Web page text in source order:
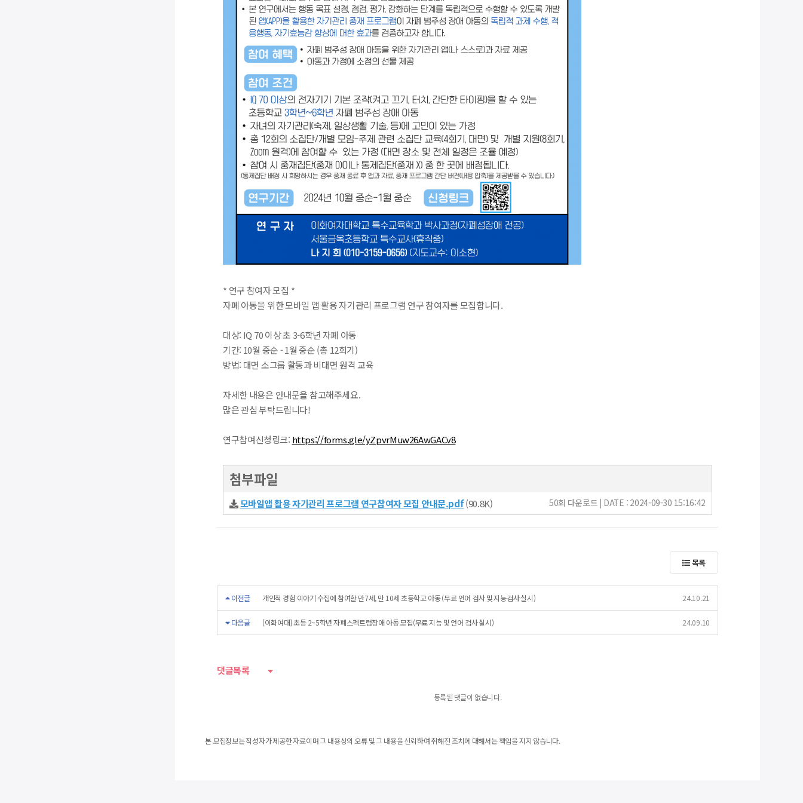
* 연구 참여자 모집 *
자폐 아동을 위한 모바일 앱 활용 자기관리 프로그램 연구 참여자를 모집합니다.
대상: IQ 70 이상 초 3-6학년 자폐 아동
기간: 10월 중순 - 1월 중순 (총 12회기)
방법: 대면 소그룹 활동과 비대면 원격 교육
자세한 내용은 안내문을 참고해주세요.
많은 관심 부탁드립니다!
연구참여신청링크: https://forms.gle/yZpvrMuw26AwGACv8
첨부파일
모바일앱 활용 자기관리 프로그램 연구참여자 모집 안내문.pdf(90.8K) 50회 다운로드 | DATE : 2024-09-30 15:16:42
목록
이전글 개인적 경험 이야기 수집에 참여할 만7세, 만 10세 초등학교 아동 (무료 언어 검사 및 지능검사 실시) 24.10.21
다음글 [이화여대] 초등 2~5학년 자폐스펙트럼장애 아동 모집(무료 지능 및 언어 검사 실시) 24.09.10
댓글목록
등록된 댓글이 없습니다.
본 모집정보는 작성자가 제공한 자료이며 그 내용상의 오류 및 그 내용을 신뢰하여 취해진 조치에 대해서는 책임을 지지 않습니다.